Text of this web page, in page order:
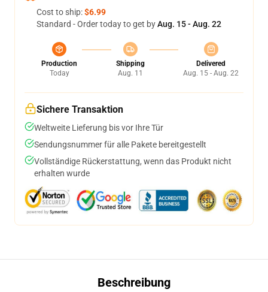
Cost to ship:$6.99
Standard - Order today to get byAug. 15 - Aug. 22
Production
Today
Shipping
Aug. 11
Delivered
Aug. 15 - Aug. 22
Sichere Transaktion
Weltweite Lieferung bis vor Ihre Tür
Sendungsnummer für alle Pakete bereitgestellt
Vollständige Rückerstattung, wenn das Produkt nicht
erhalten wurde
Beschreibung